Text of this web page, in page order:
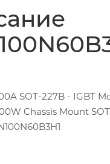
SOT-227B - IGBT
Chassis Mount